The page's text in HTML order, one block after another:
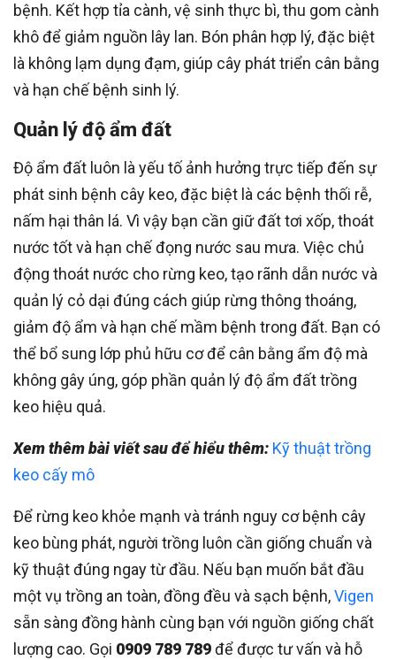
bệnh. Kết hợp tỉa cành, vệ sinh thực bì, thu gom cành
khô để giảm nguồn lây lan. Bón phân hợp lý, đặc biệt
là không lạm dụng đạm, giúp cây phát triển cân bằng
và hạn chế bệnh sinh lý.
Quản lý độ ẩm đất
Độ ẩm đất luôn là yếu tố ảnh hưởng trực tiếp đến sự
phát sinh bệnh cây keo, đặc biệt là các bệnh thối rễ,
nấm hại thân lá. Vì vậy bạn cần giữ đất tơi xốp, thoát
nước tốt và hạn chế đọng nước sau mưa. Việc chủ
động thoát nước cho rừng keo, tạo rãnh dẫn nước và
quản lý cỏ dại đúng cách giúp rừng thông thoáng,
giảm độ ẩm và hạn chế mầm bệnh trong đất. Bạn có
thể bổ sung lớp phủ hữu cơ để cân bằng ẩm độ mà
không gây úng, góp phần quản lý độ ẩm đất trồng
keo hiệu quả.
Xem thêm bài viết sau để hiểu thêm: Kỹ thuật trồng
keo cấy mô
Để rừng keo khỏe mạnh và tránh nguy cơ bệnh cây
keo bùng phát, người trồng luôn cần giống chuẩn và
kỹ thuật đúng ngay từ đầu. Nếu bạn muốn bắt đầu
một vụ trồng an toàn, đồng đều và sạch bệnh,Vigen
sẵn sàng đồng hành cùng bạn với nguồn giống chất
lượng cao. Gọi 0909 789 789để được tư vấn và hỗ